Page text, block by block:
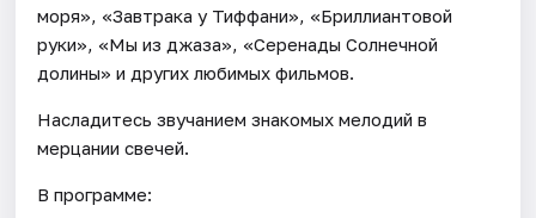
моря», «Завтрака у Тиффани», «Бриллиантовой
руки», «Мы из джаза», «Серенады Солнечной
долины» и других любимых фильмов.
Насладитесь звучанием знакомых мелодий в
мерцании свечей.
В программе: